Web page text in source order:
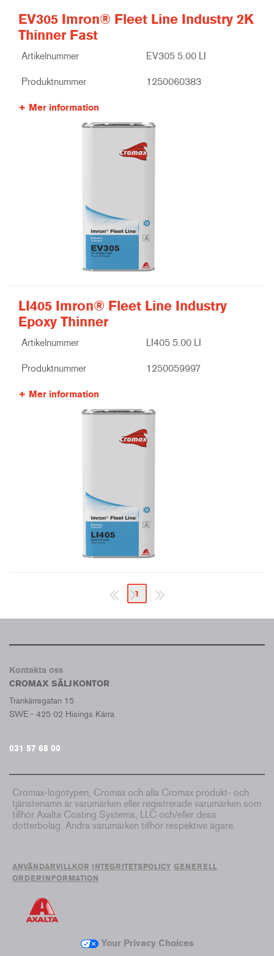
EV305 Imron® Fleet Line Industry 2K
Thinner Fast
Artikelnummer EV305 5.00 LI
Produktnummer 1250060383
Mer information
LI405 Imron® Fleet Line Industry
Epoxy Thinner
Artikelnummer LI405 5.00 LI
Produktnummer 1250059997
Mer information
1
Kontakta oss
CROMAX SÄLJKONTOR
Trankärrsgatan 15
SWE - 425 02 Hisings Kärra
031 57 68 00
Cromax-logotypen, Cromax och alla Cromax produkt- och
tjänstenamn är varumärken eller registrerade varumärken som
tillhör Axalta Coating Systems, LLC och/eller dess
dotterbolag. Andra varumärken tillhör respektive ägare.
ANVÄNDARVILLKOR INTEGRITETSPOLICY GENERELL
ORDERINFORMATION
Your Privacy Choices